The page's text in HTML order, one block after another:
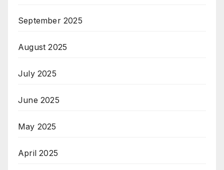
September 2025
August 2025
July 2025
June 2025
May 2025
April 2025